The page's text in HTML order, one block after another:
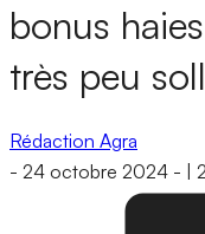
bonus
très peu
Rédaction Agra
- 24 octobre 2024 -